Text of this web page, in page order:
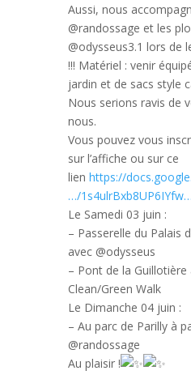
Aussi, nous
@randossage et les
@odysseus3.1 lors de
!!! Matériel : venir
jardin et de sacs style
Nous serions ravis de
nous.
Vous pouvez vous
sur l’affiche ou sur ce
lien https://
…/
Le Samedi 03 juin :
– Passerelle du Palais
avec @odysseus
– Pont de la
Clean/Green Walk
Le Dimanche 04 juin :
– Au parc de Parilly à
@randossage
Au plaisir !